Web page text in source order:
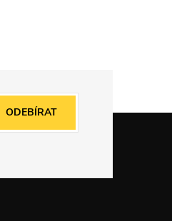
ODEBÍRAT